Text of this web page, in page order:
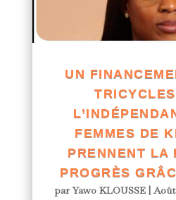
UN
FEMMES DE
PRENNENT LA
PROGRÈS
parYawo KLOUSSE|